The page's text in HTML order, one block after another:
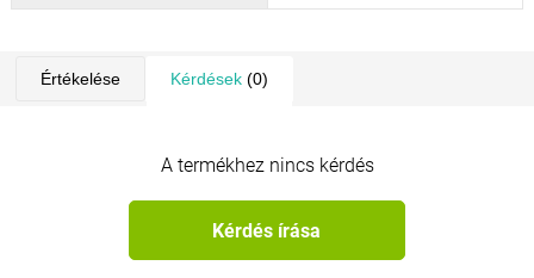
Értékelése Kérdések(0)
A termékhez nincs kérdés
Kérdés írása